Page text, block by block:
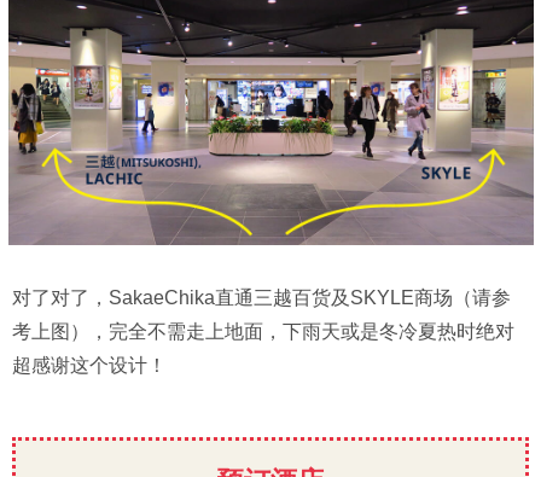
对了对了，SakaeChika直通三越百货及SKYLE商场（请参
考上图），完全不需走上地面，下雨天或是冬冷夏热时绝对
超感谢这个设计！